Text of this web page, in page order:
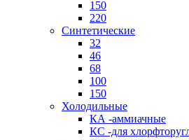
150
220
Синтетические
32
46
68
100
150
Холодильные
КА -аммиачные
КС -для